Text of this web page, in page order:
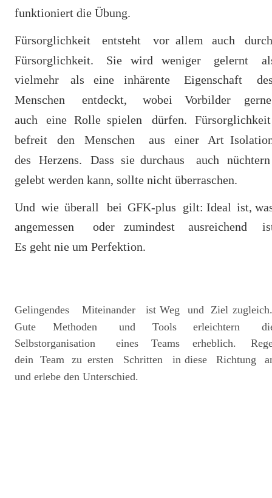
Gelingendes Miteinander ist Weg und Ziel
Gute
Methoden und Tools erleichtern
Selbstorganisation
eines Teams erheblich.
dein Team zu ersten Schritten in diese Richtung
und erlebe den Unterschied.
funktioniert die Übung.
Fürsorglichkeit entsteht vor allem auch
Fürsorglichkeit.
Sie wird weniger gelernt
vielmehr
als eine inhärente Eigenschaft
Menschen
entdeckt, wobei Vorbilder
auch
eine Rolle spielen dürfen.
befreit
den Menschen aus einer Art
des
Herzens. Dass sie durchaus auch
gelebt werden kann, sollte nicht überraschen.
Und wie überall bei GFK-plus gilt: Ideal ist,
angemessen
oder zumindest ausreichend
Es geht nie um Perfektion.